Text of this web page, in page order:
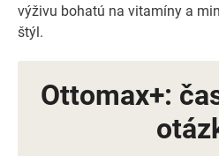
výživu bohatú na vitamíny a
štýl.
Ottomax+: